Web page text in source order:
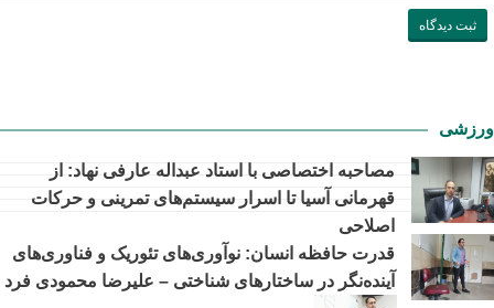
ورزشی
مصاحبه اختصاصی با استاد عبداله عارفی نهاد: از
قهرمانی آسیا تا اسرار سیستم‌های تمرینی و حرکات
اصلاحی
قدرت حافظه انسان: نوآوری‌های تئوریک و فناوری‌های
آینده‌نگر در ساختارهای شناختی – علیرضا محمودی فرد